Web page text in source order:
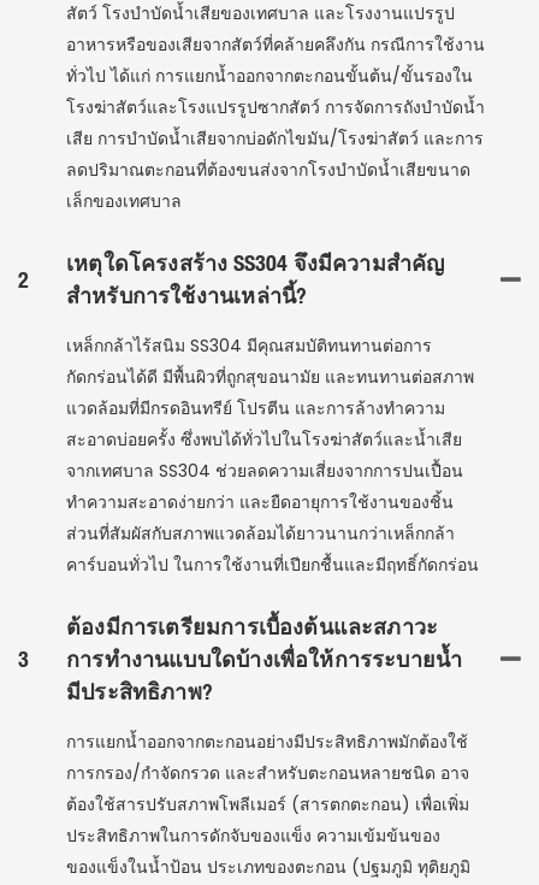
สัตว์ โรงบำบัดน้ำเสียของเทศบาล และโรงงานแปรรูป
อาหารหรือของเสียจากสัตว์ที่คล้ายคลึงกัน กรณีการใช้งาน
ทั่วไป ได้แก่ การแยกน้ำออกจากตะกอนขั้นต้น/ขั้นรองใน
โรงฆ่าสัตว์และโรงแปรรูปซากสัตว์ การจัดการถังบำบัดน้ำ
เสีย การบำบัดน้ำเสียจากบ่อดักไขมัน/โรงฆ่าสัตว์ และการ
ลดปริมาณตะกอนที่ต้องขนส่งจากโรงบำบัดน้ำเสียขนาด
เล็กของเทศบาล
2
เหตุใดโครงสร้าง SS304 จึงมีความสำคัญ
สำหรับการใช้งานเหล่านี้?
เหล็กกล้าไร้สนิม SS304 มีคุณสมบัติทนทานต่อการ
กัดกร่อนได้ดี มีพื้นผิวที่ถูกสุขอนามัย และทนทานต่อสภาพ
แวดล้อมที่มีกรดอินทรีย์ โปรตีน และการล้างทำความ
สะอาดบ่อยครั้ง ซึ่งพบได้ทั่วไปในโรงฆ่าสัตว์และน้ำเสีย
จากเทศบาล SS304 ช่วยลดความเสี่ยงจากการปนเปื้อน
ทำความสะอาดง่ายกว่า และยืดอายุการใช้งานของชิ้น
ส่วนที่สัมผัสกับสภาพแวดล้อมได้ยาวนานกว่าเหล็กกล้า
คาร์บอนทั่วไป ในการใช้งานที่เปียกชื้นและมีฤทธิ์กัดกร่อน
3
ต้องมีการเตรียมการเบื้องต้นและสภาวะ
การทำงานแบบใดบ้างเพื่อให้การระบายน้ำ
มีประสิทธิภาพ?
การแยกน้ำออกจากตะกอนอย่างมีประสิทธิภาพมักต้องใช้
การกรอง/กำจัดกรวด และสำหรับตะกอนหลายชนิด อาจ
ต้องใช้สารปรับสภาพโพลีเมอร์ (สารตกตะกอน) เพื่อเพิ่ม
ประสิทธิภาพในการดักจับของแข็ง ความเข้มข้นของ
ของแข็งในน้ำป้อน ประเภทของตะกอน (ปฐมภูมิ ทุติยภูมิ